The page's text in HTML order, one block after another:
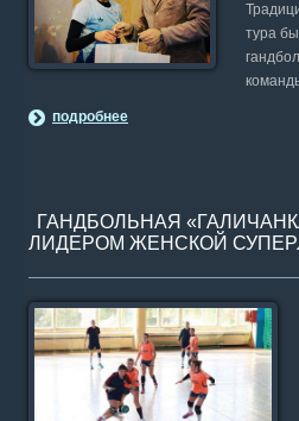
тура
подробнее
ГАНДБОЛЬНАЯ
ЛИДЕРОМ ЖЕНСКОЙ